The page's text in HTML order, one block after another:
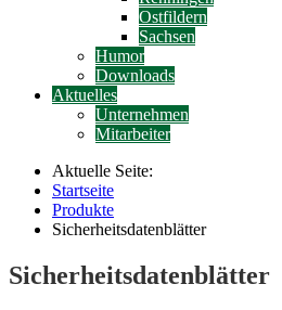
Ostfildern
Sachsen
Humor
Downloads
Aktuelles
Unternehmen
Mitarbeiter
Aktuelle Seite:
Startseite
Produkte
Sicherheitsdatenblätter
Sicherheitsdatenblätter